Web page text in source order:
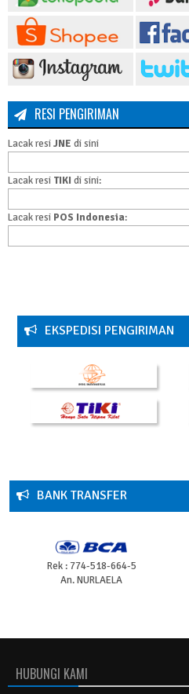
BAB IX :
D. Pemeriksaan
E. Nursing
BAB X :PERAWATAN PADA
C. Perawatan pada Cast
BAB XI :PERAWATAN
D. Specific
E. Principles of
G. Perawatan
#bukuteknik #bukusosial
#bukupenelitian
#kuliahekonomi
-Daftar Pustaka
-Glosarium
RESI PENGIRIMAN
Lacak resiJNE di sini
Lacak resi TIKI di sini:
Lacak resi POS Indonesia:
EKSPEDISI PENGIRIMAN
BANK TRANSFER
Rek : 774-518-664-5
An. NURLAELA
HUBUNGI KAMI